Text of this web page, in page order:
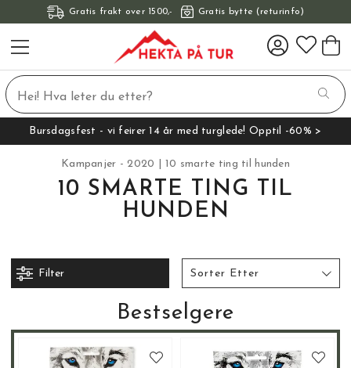
Gratis frakt over 1500,- Gratis bytte (returinfo)
Bursdagsfest - vi feirer 14 år med turglede! Opptil -60% >
Kampanjer - 2020 10 smarte ting til hunden
10 SMARTE TING TIL
HUNDEN
Filter Sorter Etter
Bestselgere